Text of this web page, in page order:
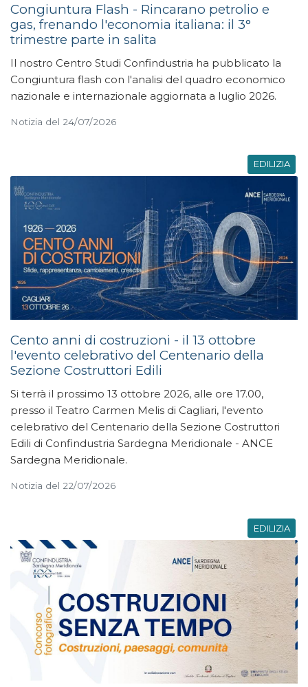
Congiuntura Flash - Rincarano petrolio e
gas, frenando l'economia italiana: il 3°
trimestre parte in salita
Il nostro Centro Studi Confindustria ha pubblicato la
Congiuntura flash con l'analisi del quadro economico
nazionale e internazionale aggiornata a luglio 2026.
Notizia del 24/07/2026
EDILIZIA
Cento anni di costruzioni - il 13 ottobre
l'evento celebrativo del Centenario della
Sezione Costruttori Edili
Si terrà il prossimo 13 ottobre 2026, alle ore 17.00,
presso il Teatro Carmen Melis di Cagliari, l'evento
celebrativo del Centenario della Sezione Costruttori
Edili di Confindustria Sardegna Meridionale - ANCE
Sardegna Meridionale.
Notizia del 22/07/2026
EDILIZIA